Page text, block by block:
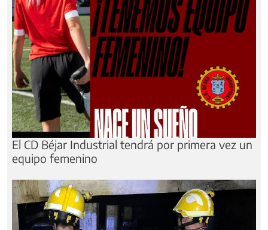
El CD Béjar Industrial tendrá por primera vez un
equipo femenino